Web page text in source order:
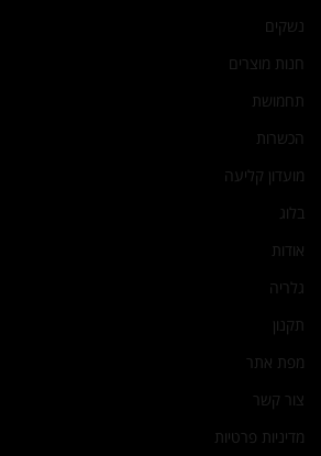
נשקים
חנות מוצרים
תחמושת
הכשרות
מועדון קליעה
בלוג
אודות
גלריה
תקנון
מפת אתר
צור קשר
מדיניות פרטיות